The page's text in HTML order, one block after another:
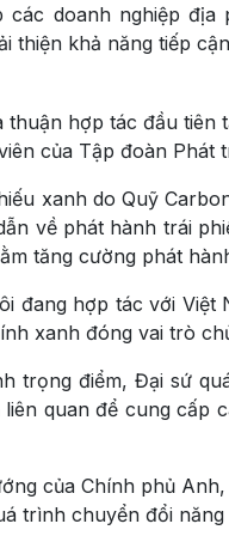
các doanh nghiệp
thiện khả năng tiếp
thuận hợp tác đầu
của Tập đoàn
xanh do Quỹ
về phát hành trái
tăng cường phát
đang hợp tác với
xanh đóng vai trò
trọng điểm, Đại sứ
quan để cung cấp
của Chính phủ
trình chuyển đổi